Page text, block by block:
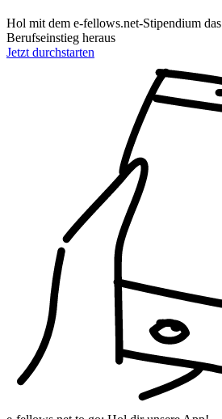
Hol mit dem e‑fellows.net-Stipendium das
Berufseinstieg heraus
Jetzt durchstarten